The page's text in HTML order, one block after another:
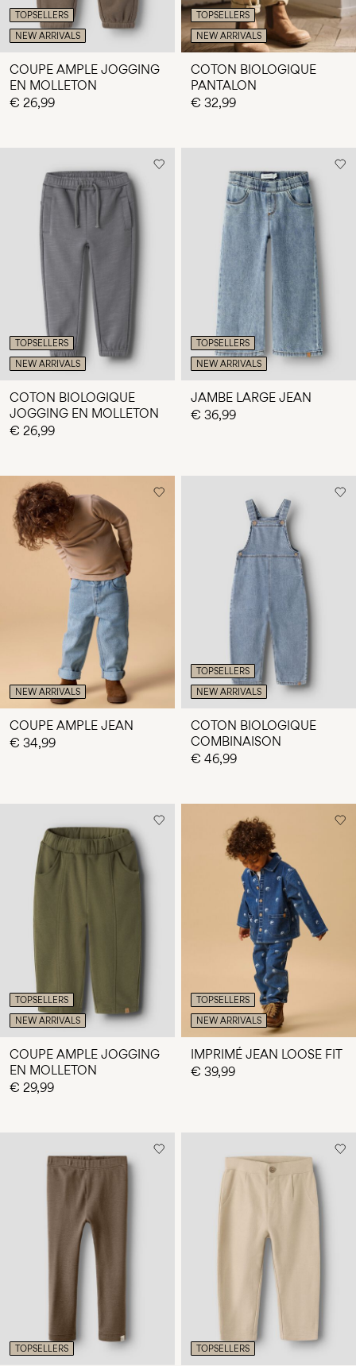
TOPSELLERS
NEW ARRIVALS
COUPE AMPLE JOGGING
EN MOLLETON
€ 26,99
TOPSELLERS
NEW ARRIVALS
COTON BIOLOGIQUE
PANTALON
€ 32,99
TOPSELLERS
NEW ARRIVALS
COTON BIOLOGIQUE
JOGGING EN MOLLETON
€ 26,99
TOPSELLERS
NEW ARRIVALS
JAMBE LARGE JEAN
€ 36,99
NEW ARRIVALS
COUPE AMPLE JEAN
€ 34,99
TOPSELLERS
NEW ARRIVALS
COTON BIOLOGIQUE
COMBINAISON
€ 46,99
TOPSELLERS
NEW ARRIVALS
COUPE AMPLE JOGGING
EN MOLLETON
€ 29,99
TOPSELLERS
NEW ARRIVALS
IMPRIMÉ JEAN LOOSE FIT
€ 39,99
TOPSELLERS TOPSELLERS